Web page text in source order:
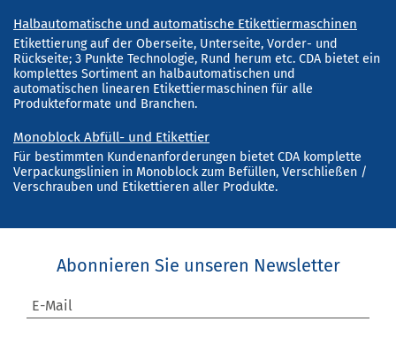
Halbautomatische und automatische Etikettiermaschinen
Etikettierung auf der Oberseite, Unterseite, Vorder- und
Rückseite; 3 Punkte Technologie, Rund herum etc. CDA bietet ein
komplettes Sortiment an halbautomatischen und
automatischen linearen Etikettiermaschinen für alle
Produkteformate und Branchen.
Monoblock Abfüll- und Etikettier
Für bestimmten Kundenanforderungen bietet CDA komplette
Verpackungslinien in Monoblock zum Befüllen, Verschließen /
Verschrauben und Etikettieren aller Produkte.
Abonnieren Sie unseren Newsletter
E-Mail